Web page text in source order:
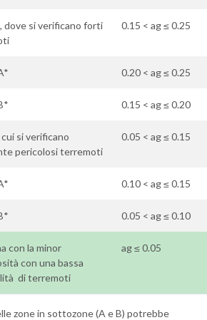
dove si verificano forti
0.15 < ag ≤ 0.25
0.20 < ag ≤ 0.25
0.15 < ag ≤ 0.20
si verificano
pericolosi terremoti
0.05 < ag ≤ 0.15
0.10 < ag ≤ 0.15
0.05 < ag ≤ 0.10
con la minor
con una bassa
di terremoti
ag ≤ 0.05
zone in sottozone (A e B) potrebbe